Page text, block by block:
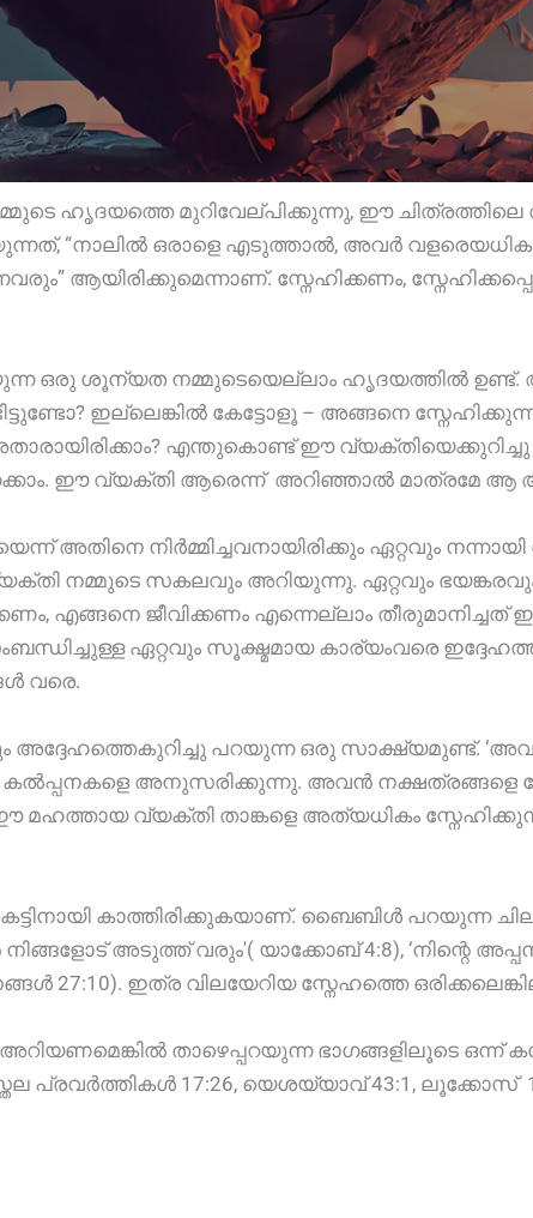
ഹൃദയത്തെ മുറിവേല്പിക്കുന്നു, ഈ
“നാലിൽ ഒരാളെ എടുത്താൽ, അവർ
ആയിരിക്കുമെന്നാണ്. സ്നേഹിക്കണം,
ഒരു ശൂന്യത നമ്മുടെയെല്ലാം ഹൃദയത്തിൽ
ഇല്ലെങ്കിൽ കേട്ടോളൂ – അങ്ങനെ
അതാരായിരിക്കാം? എന്തുകൊണ്ട് ഈ
ഈ വ്യക്തി ആരെന്ന് അറിഞ്ഞാൽ മാത്രമേ ആ
അതിനെ നിർമ്മിച്ചവനായിരിക്കും ഏറ്റവും
വ്യക്തി നമ്മുടെ സകലവും അറിയുന്നു. ഏറ്റവും
എങ്ങനെ ജീവിക്കണം എന്നെല്ലാം
ഏറ്റവും സൂക്ഷ്മമായ കാര്യംവരെ
വരെ.
അദ്ദേഹത്തെകുറിച്ചു പറയുന്ന ഒരു സാക്ഷ്യമുണ്ട്.
കൽപ്പനകളെ അനുസരിക്കുന്നു. അവൻ നക്ഷത്രങ്ങളെ
മഹത്തായ വ്യക്തി താങ്കളെ അത്യധികം
കാത്തിരിക്കുകയാണ്. ബൈബിൾ പറയുന്ന
അടുത്ത് വരും'( യാക്കോബ് 4:8), ‘നിന്റെ
27:10). ഇത്ര വിലയേറിയ സ്നേഹത്തെ
താഴെപ്പറയുന്ന ഭാഗങ്ങളിലൂടെ ഒന്ന്
പ്രവർത്തികൾ 17:26, യെശയ്യാവ് 43:1, ലൂക്കോസ്